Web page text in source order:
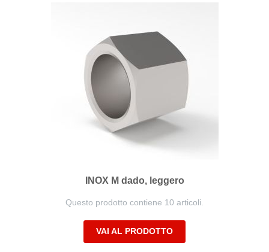
INOX M dado, leggero
Questo prodotto contiene 10 articoli.
VAI AL PRODOTTO